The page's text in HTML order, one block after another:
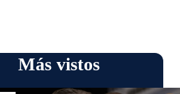
Más vistos